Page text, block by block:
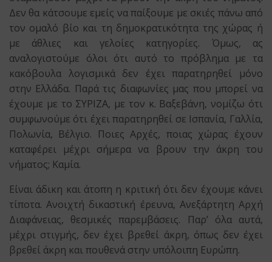
Δεν θα κάτσουμε εμείς να παίξουμε με σκιές πάνω από
τον ομαλό βίο και τη δημοκρατικότητα της χώρας ή
με άθλιες και γελοίες κατηγορίες. Όμως, ας
αναλογιστούμε όλοι ότι αυτό το πρόβλημα με τα
κακόβουλα λογισμικά δεν έχει παρατηρηθεί μόνο
στην Ελλάδα. Παρά τις διαφωνίες μας που μπορεί να
έχουμε με το ΣΥΡΙΖΑ, με τον κ. Βαξεβάνη, νομίζω ότι
συμφωνούμε ότι έχει παρατηρηθεί σε Ισπανία, Γαλλία,
Πολωνία, Βέλγιο. Ποιες Αρχές, ποιας χώρας έχουν
καταφέρει μέχρι σήμερα να βρουν την άκρη του
νήματος; Καμία.
Είναι άδικη και άτοπη η κριτική ότι δεν έχουμε κάνει
τίποτα. Ανοιχτή δικαστική έρευνα, Ανεξάρτητη Αρχή
Διαφάνειας, θεσμικές παρεμβάσεις. Παρ’ όλα αυτά,
μέχρι στιγμής, δεν έχει βρεθεί άκρη, όπως δεν έχει
βρεθεί άκρη και πουθενά στην υπόλοιπη Ευρώπη.